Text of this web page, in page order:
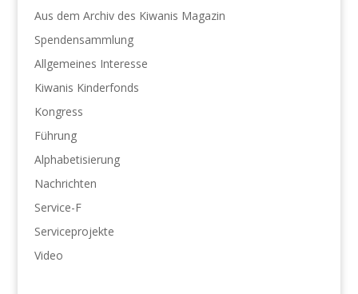
Aus dem Archiv des Kiwanis Magazin
Spendensammlung
Allgemeines Interesse
Kiwanis Kinderfonds
Kongress
Führung
Alphabetisierung
Nachrichten
Service-F
Serviceprojekte
Video